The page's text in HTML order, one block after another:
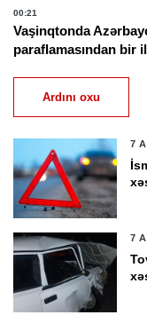
00:21
Vaşinqtonda
paraflamasından bir
Ardını oxu
7
7